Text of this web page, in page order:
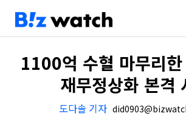
1100억 수혈 마무리
재무정상화 본격
도다솔 기자